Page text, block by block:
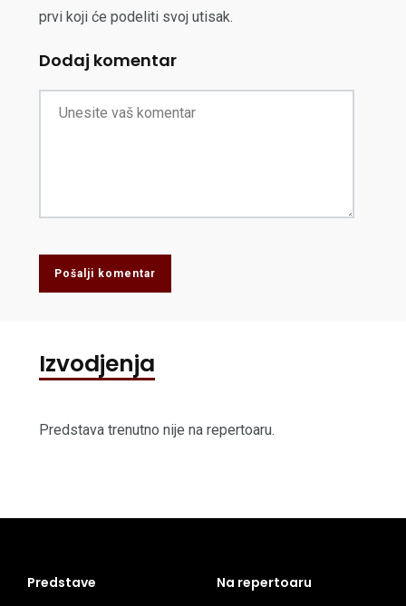
prvi koji će podeliti svoj utisak.
Dodaj komentar
Pošalji komentar
Izvodjenja
Predstava trenutno nije na repertoaru.
Predstave Na repertoaru